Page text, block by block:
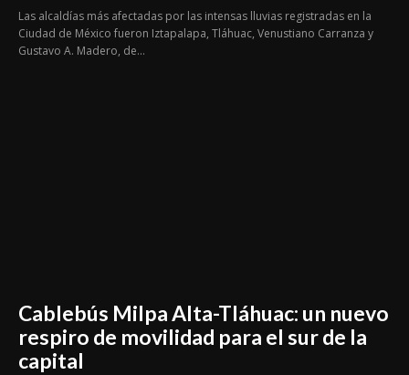
Las alcaldías más afectadas por las intensas lluvias registradas en la
Ciudad de México fueron Iztapalapa, Tláhuac, Venustiano Carranza y
Gustavo A. Madero, de...
Cablebús Milpa Alta-Tláhuac: un nuevo
respiro de movilidad para el sur de la
capital